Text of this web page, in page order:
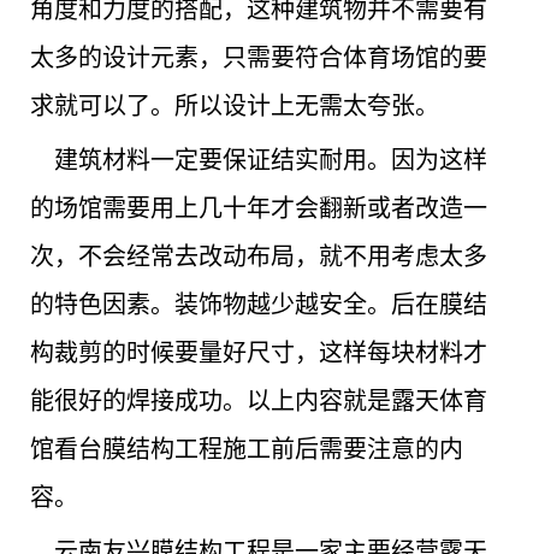
角度和力度的搭配，这种建筑物并不需要有
太多的设计元素，只需要符合体育场馆的要
求就可以了。所以设计上无需太夸张。
建筑材料一定要保证结实耐用。因为这样
的场馆需要用上几十年才会翻新或者改造一
次，不会经常去改动布局，就不用考虑太多
的特色因素。装饰物越少越安全。后在膜结
构裁剪的时候要量好尺寸，这样每块材料才
能很好的焊接成功。以上内容就是露天体育
馆看台膜结构工程施工前后需要注意的内
容。